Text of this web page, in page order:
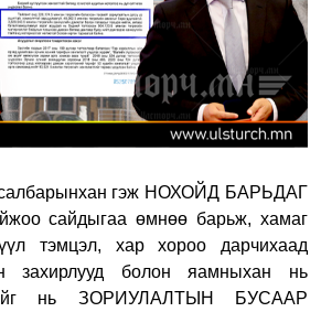
салбарынхан гэж НОХОЙД БАРЬДАГ
сайдыгаа өмнөө барьж, хамаг
тэмцэл, хар хороо дарчихаад
захирлууд болон яамныхан нь
нь ЗОРИУЛАЛТЫН БУСААР